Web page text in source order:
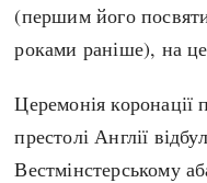
(першим його
роками раніше), на
Церемонія коронації
престолі Англії
Вестмінстерському